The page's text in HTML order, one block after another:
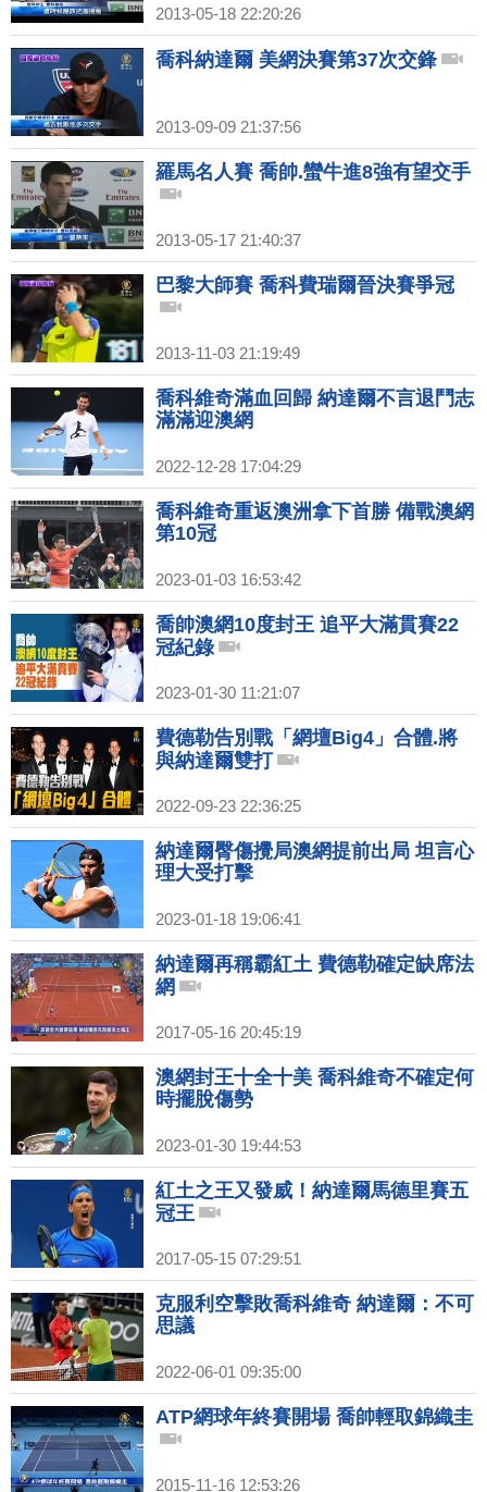
2013-05-18 22:20:26
喬科納達爾 美網決賽第37次交鋒
2013-09-09 21:37:56
羅馬名人賽 喬帥.蠻牛進8強有望交手
2013-05-17 21:40:37
巴黎大師賽 喬科費瑞爾晉決賽爭冠
2013-11-03 21:19:49
喬科維奇滿血回歸 納達爾不言退鬥志
滿滿迎澳網
2022-12-28 17:04:29
喬科維奇重返澳洲拿下首勝 備戰澳網
第10冠
2023-01-03 16:53:42
喬帥澳網10度封王 追平大滿貫賽22
冠紀錄
2023-01-30 11:21:07
費德勒告別戰「網壇Big4」合體.將
與納達爾雙打
2022-09-23 22:36:25
納達爾臀傷攪局澳網提前出局 坦言心
理大受打擊
2023-01-18 19:06:41
納達爾再稱霸紅土 費德勒確定缺席法
網
2017-05-16 20:45:19
澳網封王十全十美 喬科維奇不確定何
時擺脫傷勢
2023-01-30 19:44:53
紅土之王又發威！納達爾馬德里賽五
冠王
2017-05-15 07:29:51
克服利空擊敗喬科維奇 納達爾：不可
思議
2022-06-01 09:35:00
ATP網球年終賽開場 喬帥輕取錦織圭
2015-11-16 12:53:26